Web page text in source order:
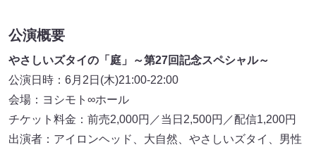
公演概要
やさしいズタイの「庭」～第27回記念スペシャル～
公演日時：6月2日(木)21:00-22:00
会場：ヨシモト∞ホール
チケット料金：前売2,000円／当日2,500円／配信1,200円
出演者：アイロンヘッド、大自然、やさしいズタイ、男性